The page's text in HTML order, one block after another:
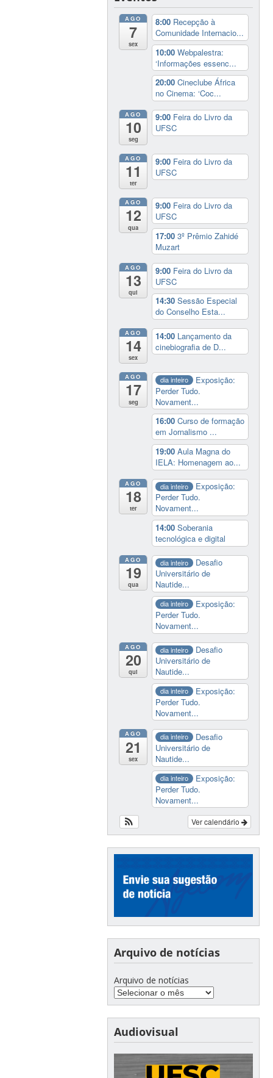
AGO
7
sex
8:00 Recepção à
Comunidade Internacio...
10:00Webpalestra:
‘Informações essenc...
20:00Cineclube África
no Cinema: ‘Coc...
AGO
10
seg
9:00 Feira do Livro da
UFSC
AGO
11
ter
9:00 Feira do Livro da
UFSC
AGO
12
qua
9:00 Feira do Livro da
UFSC
17:003º Prêmio Zahidé
Muzart
AGO
13
qui
9:00 Feira do Livro da
UFSC
14:30Sessão Especial
do Conselho Esta...
AGO
14
sex
14:00 Lançamento da
cinebiografia de D...
AGO
17
seg
dia inteiro
Exposição:
Perder Tudo.
Novament...
16:00Curso de formação
em Jornalismo ...
19:00Aula Magna do
IELA: Homenagem ao...
AGO
18
ter
dia inteiro
Exposição:
Perder Tudo.
Novament...
14:00Soberania
tecnológica e digital
AGO
19
qua
dia inteiro
Desafio
Universitário de
Nautide...
dia inteiro
Exposição:
Perder Tudo.
Novament...
AGO
20
qui
dia inteiro
Desafio
Universitário de
Nautide...
dia inteiro
Exposição:
Perder Tudo.
Novament...
AGO
21
sex
dia inteiro
Desafio
Universitário de
Nautide...
dia inteiro
Exposição:
Perder Tudo.
Novament...
Ver calendário
Arquivo de notícias
Arquivo de notícias
Audiovisual